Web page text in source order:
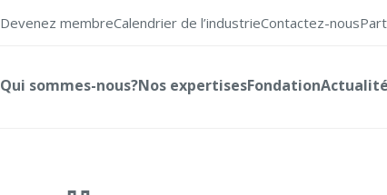
Devenez membreCalendrier de l’industrieContactez-nous
Qui sommes-nous?Nos expertisesFondationActualité